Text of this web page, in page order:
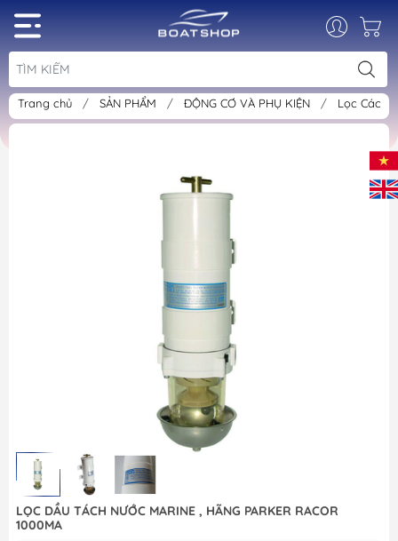
Trang chủ / SẢN PHẨM / ĐỘNG CƠ VÀ PHỤ KIỆN / Lọc Các
LỌC DẦU TÁCH NƯỚC MARINE , HÃNG PARKER RACOR
1000MA